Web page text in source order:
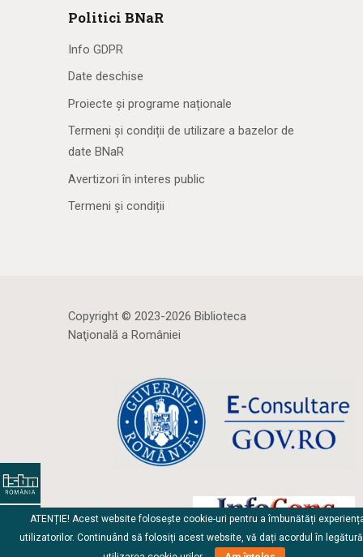
Politici BNaR
Info GDPR
Date deschise
Proiecte și programe naționale
Termeni și condiții de utilizare a bazelor de
date BNaR
Avertizori în interes public
Termeni și condiții
Copyright © 2023-2026 Biblioteca
Naţională a României
ATENȚIE! Acest website folosește cookie-uri pentru a îmbunătăți
utilizatorilor. Continuând să folosiți acest website, vă dați acordul în